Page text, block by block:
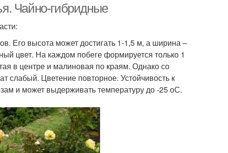
Чайно-гибридные
Его высота может достигать 1-1,5 м, а ширина –
цвет. На каждом побеге формируется только 1
в центре и малиновая по краям. Однако со
слабый. Цветение повторное. Устойчивость к
и может выдерживать температуру до -25 оС.